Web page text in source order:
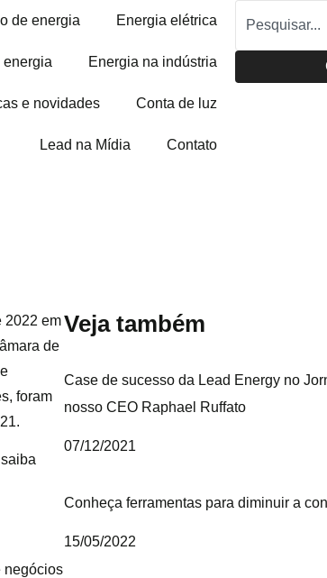
de energia Energia elétrica
energia Energia na indústria
e novidades Conta de luz
Lead na Mídia Contato
2022 em
de
foram
negócios
Veja também
Case de sucesso da Lead Energy no
nosso CEO Raphael Ruffato
07/12/2021
Conheça ferramentas para diminuir a
15/05/2022